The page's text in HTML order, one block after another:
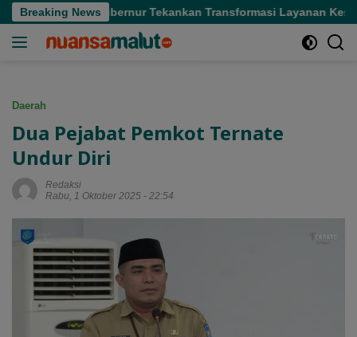
Langsung
ke
Breaking News
Sofifi, Gubernur Tekankan Transformasi Layanan Kesehatan
Daerah
Dua Pejabat Pemkot Ternate
Undur Diri
Redaksi
Rabu, 1 Oktober 2025 - 22:54